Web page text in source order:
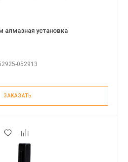
алмазная установка
052913
ЗАКАЗАТЬ